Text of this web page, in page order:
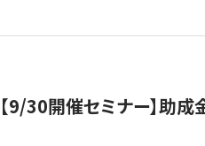
【9/30開催セミナー】助